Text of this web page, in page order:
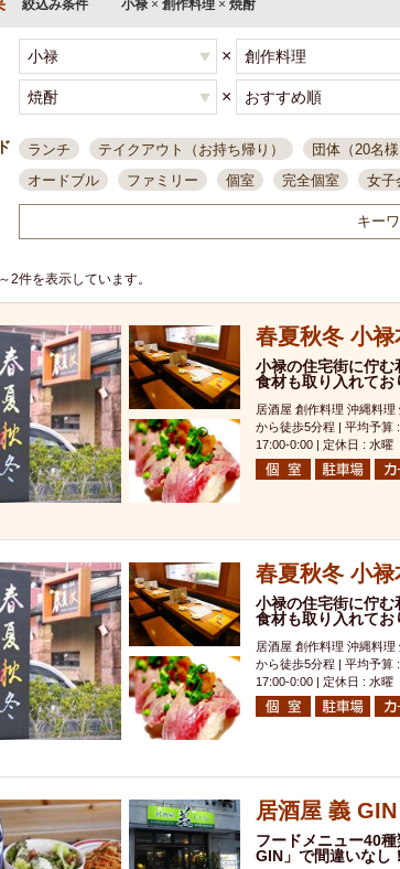
絞込み条件 小禄 × 創作料理 × 焼酎
×
×
ランチ テイクアウト（お持ち帰り） 団体（20名様
オードブル
ファミリー 個室 完全個室 女子
一人飲み
接待・会食
ちょい飲み コスパ最高 肉料理
結婚式二次会
夜10時以降入店可
県産魚 焼鳥 忘年会コース
貸切可
大部屋20名 落ち着いた空間 4000円台
カード可
厳選日本酒 鮮魚 大衆酒場 ノンア
3000円台コース
ピザ 焼酎
アサヒスーパードライ
県庁前駅周辺 大部屋40名
大部屋50名以上～
オリオン 海ぶどう パスタ
ハッピーアワー
アグー豚
アレルギー対応可能
牧志駅周辺 ペット同伴 ビ
ダイエット中におススメ
沖縄そば 串揚げ バレ
ソファー
激辛料理 石垣牛 アヒージョ アサ
ファーストフード
スペシャルディナー ホルモン(も
スクリーン
スペインバル・イタリアンバール 食
カニ
カフェ ジビエ 安里駅周辺
ホッピー
焼肉 電気ブラン エビスビール
マイク
サッポロ 昼宴会 山盛、
市立病院前駅周辺
中華 お好み焼き・もんじゃ
キー
2件を表示しています。
春夏秋冬 小禄
小禄の住宅街に佇
食材も取り入れてお
居酒屋 創作料理 沖縄料
から徒歩5分程 | 平均予算
17:00-0:00 | 定休日 : 水曜
春夏秋冬 小禄
小禄の住宅街に佇
食材も取り入れてお
居酒屋 創作料理 沖縄料
から徒歩5分程 | 平均予算
17:00-0:00 | 定休日 : 水曜
居酒屋 義 GIN
フードメニュー40
GIN」で間違いなし！